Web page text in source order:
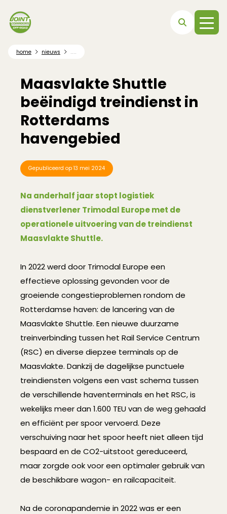
home nieuws ....
Maasvlakte Shuttle
beëindigd treindienst in
Rotterdams
havengebied
Gepubliceerd op 13 mei 2024
Na anderhalf jaar stopt logistiek
dienstverlener Trimodal Europe met de
operationele uitvoering van de treindienst
Maasvlakte Shuttle.
In 2022 werd door Trimodal Europe een
effectieve oplossing gevonden voor de
groeiende congestieproblemen rondom de
Rotterdamse haven: de lancering van de
Maasvlakte Shuttle. Een nieuwe duurzame
treinverbinding tussen het Rail Service Centrum
(RSC) en diverse diepzee terminals op de
Maasvlakte. Dankzij de dagelijkse punctuele
treindiensten volgens een vast schema tussen
de verschillende haventerminals en het RSC, is
wekelijks meer dan 1.600 TEU van de weg gehaald
en efficiënt per spoor vervoerd. Deze
verschuiving naar het spoor heeft niet alleen tijd
bespaard en de CO2-uitstoot gereduceerd,
maar zorgde ook voor een optimaler gebruik van
de beschikbare wagon- en railcapaciteit.
Na de coronapandemie in 2022 was er een